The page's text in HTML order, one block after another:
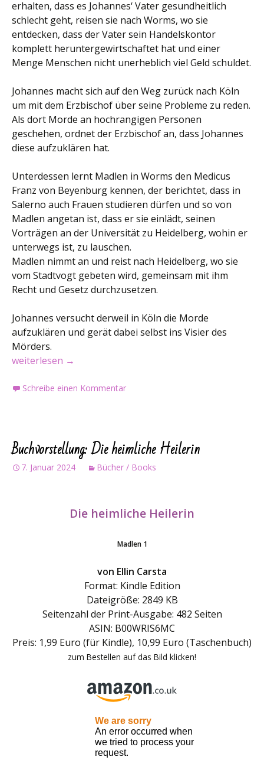
erhalten, dass es Johannes‘ Vater gesundheitlich
schlecht geht, reisen sie nach Worms, wo sie
entdecken, dass der Vater sein Handelskontor
komplett heruntergewirtschaftet hat und einer
Menge Menschen nicht unerheblich viel Geld schuldet.
Johannes macht sich auf den Weg zurück nach Köln
um mit dem Erzbischof über seine Probleme zu reden.
Als dort Morde an hochrangigen Personen
geschehen, ordnet der Erzbischof an, dass Johannes
diese aufzuklären hat.
Unterdessen lernt Madlen in Worms den Medicus
Franz von Beyenburg kennen, der berichtet, dass in
Salerno auch Frauen studieren dürfen und so von
Madlen angetan ist, dass er sie einlädt, seinen
Vorträgen an der Universität zu Heidelberg, wohin er
unterwegs ist, zu lauschen.
Madlen nimmt an und reist nach Heidelberg, wo sie
vom Stadtvogt gebeten wird, gemeinsam mit ihm
Recht und Gesetz durchzusetzen.
Johannes versucht derweil in Köln die Morde
aufzuklären und gerät dabei selbst ins Visier des
Mörders.
Buchvorstellung: Die heimliche Heilerin und der Medicus
weiterlesen →
Schreibe einen Kommentar
Buchvorstellung: Die heimliche Heilerin
7. Januar 2024 Bücher / Books
Die heimliche Heilerin
Madlen 1
von Ellin Carsta
Format: Kindle Edition
Dateigröße: 2849 KB
Seitenzahl der Print-Ausgabe: 482 Seiten
ASIN: B00WRIS6MC
Preis: 1,99 Euro (für Kindle), 10,99 Euro (Taschenbuch)
zum Bestellen auf das Bild klicken!